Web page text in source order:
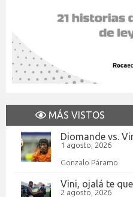
MÁS VISTOS
Diomande vs.
1 agosto, 2026
Gonzalo Páramo
Vini, ojalá te
2 agosto, 2026